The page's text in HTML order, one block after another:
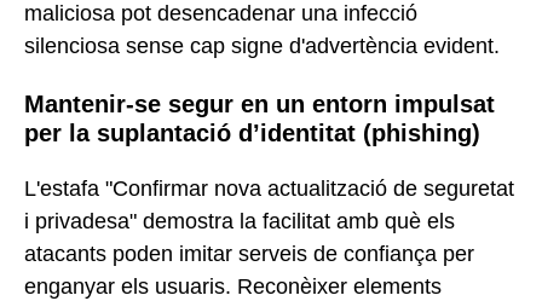
maliciosa pot desencadenar una infecció
silenciosa sense cap signe d'advertència evident.
Mantenir-se segur en un entorn impulsat
per la suplantació d’identitat (phishing)
L'estafa "Confirmar nova actualització de seguretat
i privadesa" demostra la facilitat amb què els
atacants poden imitar serveis de confiança per
enganyar els usuaris. Reconèixer elements